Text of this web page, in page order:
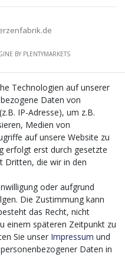
BY PLENTYMARKETS
Optimierung
im Zeitraum vom
Rahmen des
Zuschuss EFRE 2021
wir in die Anschaffung
(CMS-
unseren Online-Shop
Diese Software dient
Erstellung,
digitaler
Dies ist
Technologien auf unserer
Daten von
IP-Adresse), um z.B.
Medien von
auf unsere Website zu
erfolgt erst durch gesetzte
Dritten, die wir in den
oder aufgrund
Die Zustimmung kann
das Recht, nicht
einem späteren Zeitpunkt zu
Sie unser Impressum und
Daten in